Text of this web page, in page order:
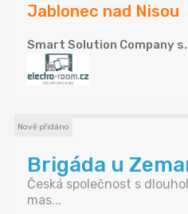
Jablonec nad Nisou
Smart Solution Company
Nově přidáno
Brigáda u
Česká společnost s
mas...